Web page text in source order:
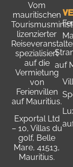
Vom
mauritischen
lizenzierter
spezialisiert
auf die
Vermietung
von
Ferienvillen
auf Mauritius.
Exportal Ltd
– 10, Villas du
golf, Belle
Mare, 41513,
Mauritius.
auf